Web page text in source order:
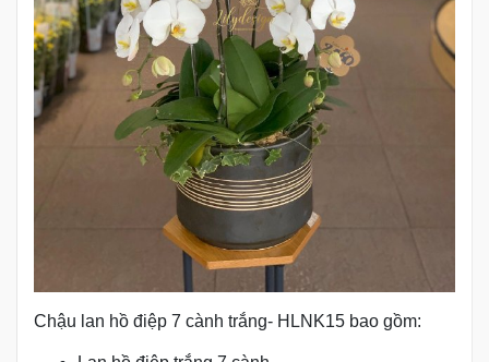
Chậu lan hồ điệp 7 cành trắng- HLNK15 bao gồm: